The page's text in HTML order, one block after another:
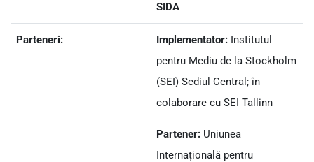
SIDA
Parteneri: Implementator: Institutul
pentru Mediu de la Stockholm
(SEI) Sediul Central; în
colaborare cu SEI Tallinn
Partener: Uniunea
Internațională pentru